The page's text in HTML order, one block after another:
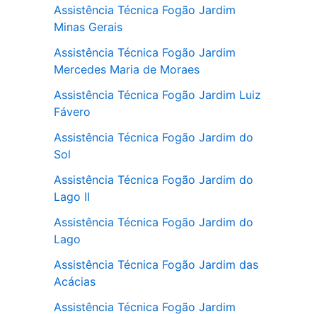
Assistência Técnica Fogão Jardim
Minas Gerais
Assistência Técnica Fogão Jardim
Mercedes Maria de Moraes
Assistência Técnica Fogão Jardim Luiz
Fávero
Assistência Técnica Fogão Jardim do
Sol
Assistência Técnica Fogão Jardim do
Lago II
Assistência Técnica Fogão Jardim do
Lago
Assistência Técnica Fogão Jardim das
Acácias
Assistência Técnica Fogão Jardim